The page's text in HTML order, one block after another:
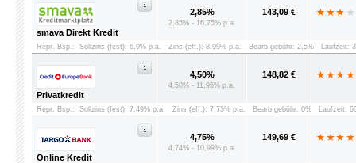
smava Direkt Kredit
2,85%
2,85% - 16,75% p.a.
143,09 €
Repr. Bsp.: Sollzins (fest): 6,9% p.a. Zins (eff.): 8,99% p.a. Bearb.gebühr: 2,5% Laufzeit:
Privatkredit
4,50%
4,50% - 11,95% p.a.
148,82 €
Repr. Bsp.: Sollzins (fest): 7,49% p.a. Zins (eff.): 7,75% p.a. Bearb.gebühr: 0% Laufzeit:
Online Kredit
4,75%
4,74% - 10,99% p.a.
149,69 €